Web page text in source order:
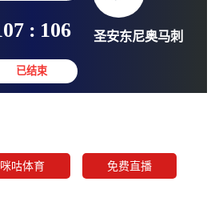
NBA
2026-06-11 08:30:00
107 : 106
咪咕体育 免费直播